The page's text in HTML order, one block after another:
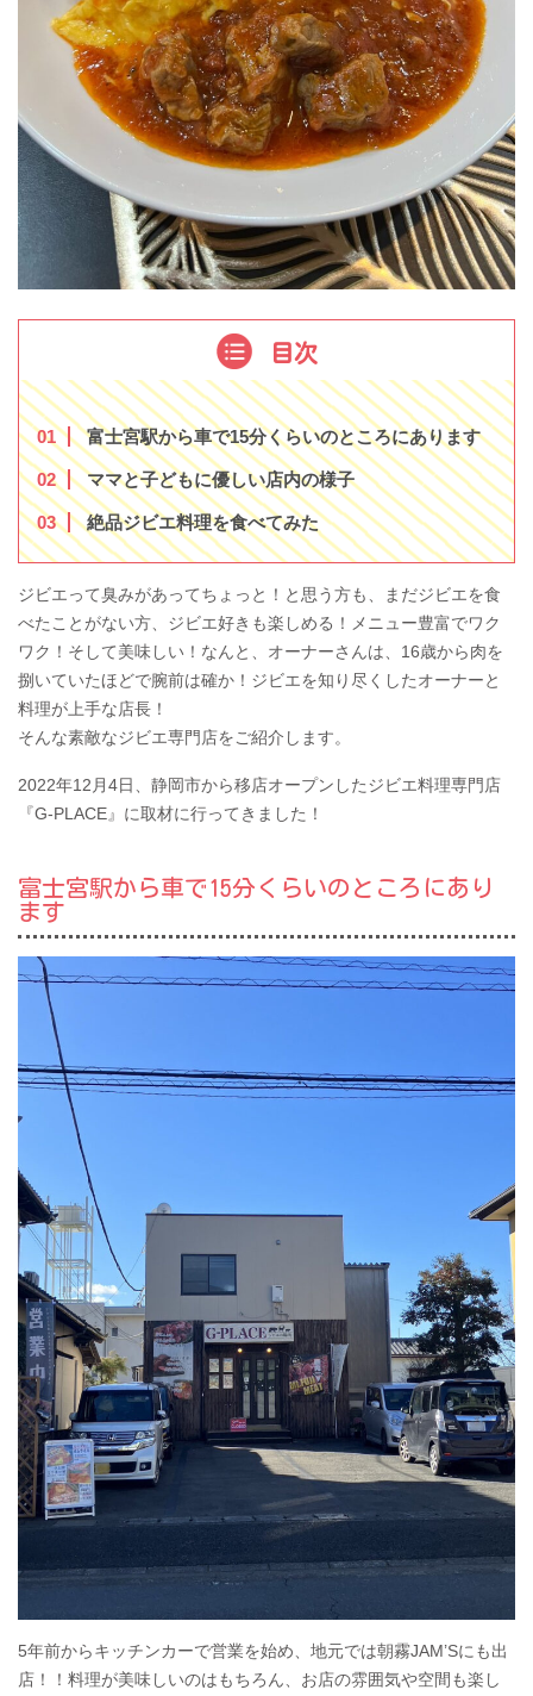
目次
1 富士宮駅から車で15分くらいのところにあります
2 ママと子どもに優しい店内の様子
3 絶品ジビエ料理を食べてみた
ジビエって臭みがあってちょっと！と思う方も、まだジビエを食
べたことがない方、ジビエ好きも楽しめる！メニュー豊富でワク
ワク！そして美味しい！なんと、オーナーさんは、16歳から肉を
捌いていたほどで腕前は確か！ジビエを知り尽くしたオーナーと
料理が上手な店長！
そんな素敵なジビエ専門店をご紹介します。
2022年12月4日、静岡市から移店オープンしたジビエ料理専門店
『G-PLACE』に取材に行ってきました！
富士宮駅から車で15分くらいのところにあり
ます
5年前からキッチンカーで営業を始め、地元では朝霧JAM’Sにも出
店！！料理が美味しいのはもちろん、お店の雰囲気や空間も楽し